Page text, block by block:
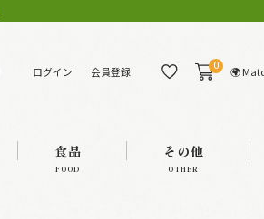
ログイン 会員登録 0 🌍
食品
FOOD
その他
OTHER